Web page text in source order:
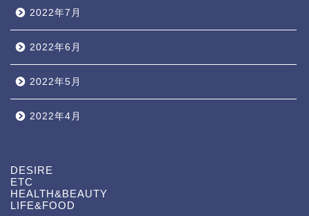
2022年7月
2022年6月
2022年5月
2022年4月
DESIRE
ETC
HEALTH&BEAUTY
LIFE&FOOD